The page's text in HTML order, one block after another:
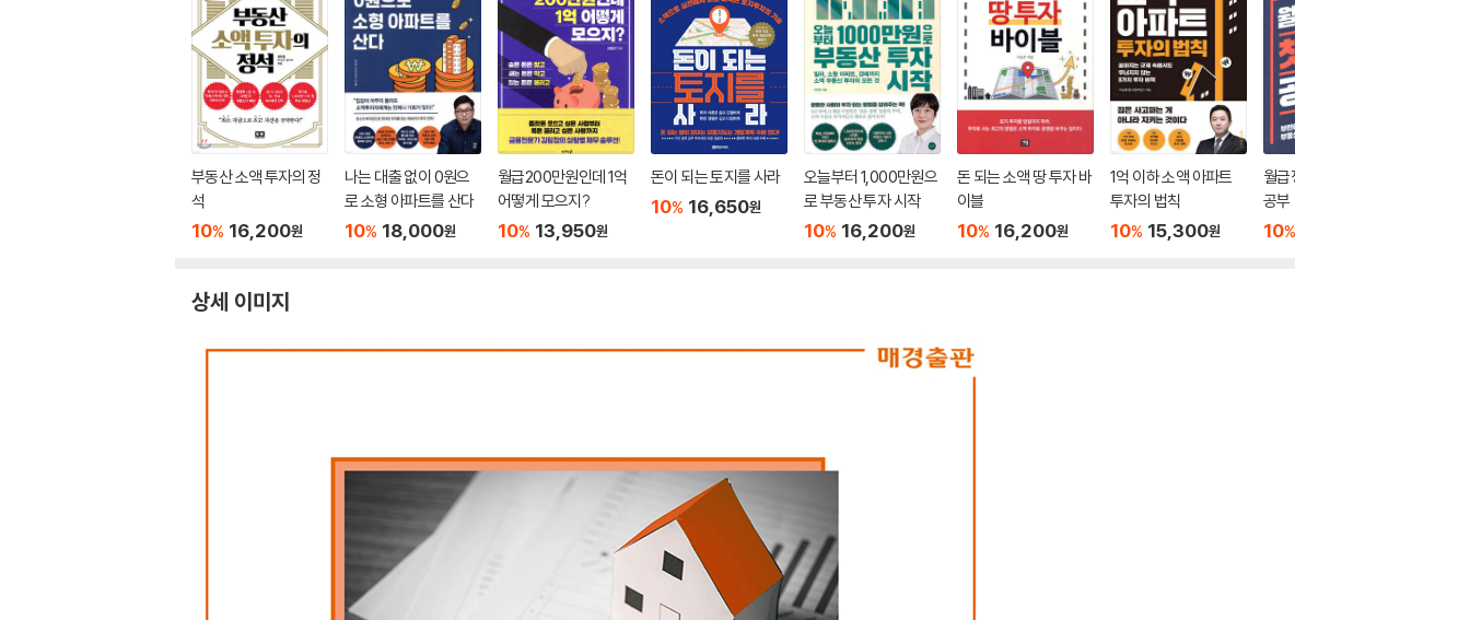
부동산 소액 투자의 정
석
10% 16,200원
나는 대출 없이 0원으
로 소형 아파트를 산다
10% 18,000원
월급200만원인데 1억
어떻게 모으지?
10% 13,950원
돈이 되는 토지를 사라
10% 16,650원
오늘부터 1,000만원으
로 부동산 투자 시작
10% 16,200원
돈 되는 소액 땅 투자 바
이블
10% 16,200원
1억 이하 소액 아파트
투자의 법칙
10% 15,300원
월급쟁이의 첫 부동산
공부
10%
상세 이미지